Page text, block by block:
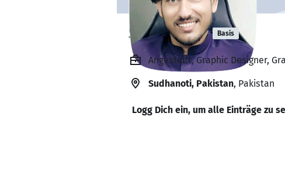
Shafi Ullah Basis
Angestellt, Graphic Designer,
Sudhanoti, Pakistan, Pakistan
Logg Dich ein, um alle Einträge zu